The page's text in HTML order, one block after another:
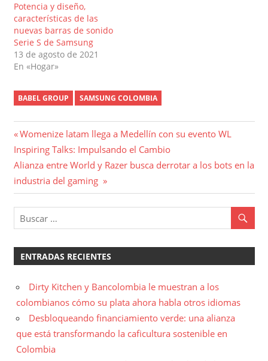
Potencia y diseño,
características de las
nuevas barras de sonido
Serie S de Samsung
13 de agosto de 2021
En «Hogar»
BABEL GROUP SAMSUNG COLOMBIA
Navegación
de
entradas
Entrada
anterior:
Womenize latam llega a Medellín con su evento WL
Inspiring Talks: Impulsando el Cambio
Entrada
siguiente:
Alianza entre World y Razer busca derrotar a los bots en la
industria del gaming
ENTRADAS RECIENTES
Dirty Kitchen y Bancolombia le muestran a los
colombianos cómo su plata ahora habla otros idiomas
Desbloqueando financiamiento verde: una alianza
que está transformando la caficultura sostenible en
Colombia